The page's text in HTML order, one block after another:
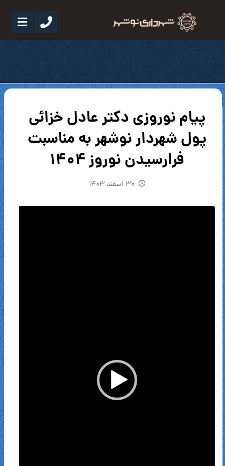
پیام نوروزی دکتر عادل خزائی
پول شهردار نوشهر به مناسبت
فرارسیدن نوروز ۱۴۰۴
۳۰ اسفند ۱۴۰۳
نمایشگر